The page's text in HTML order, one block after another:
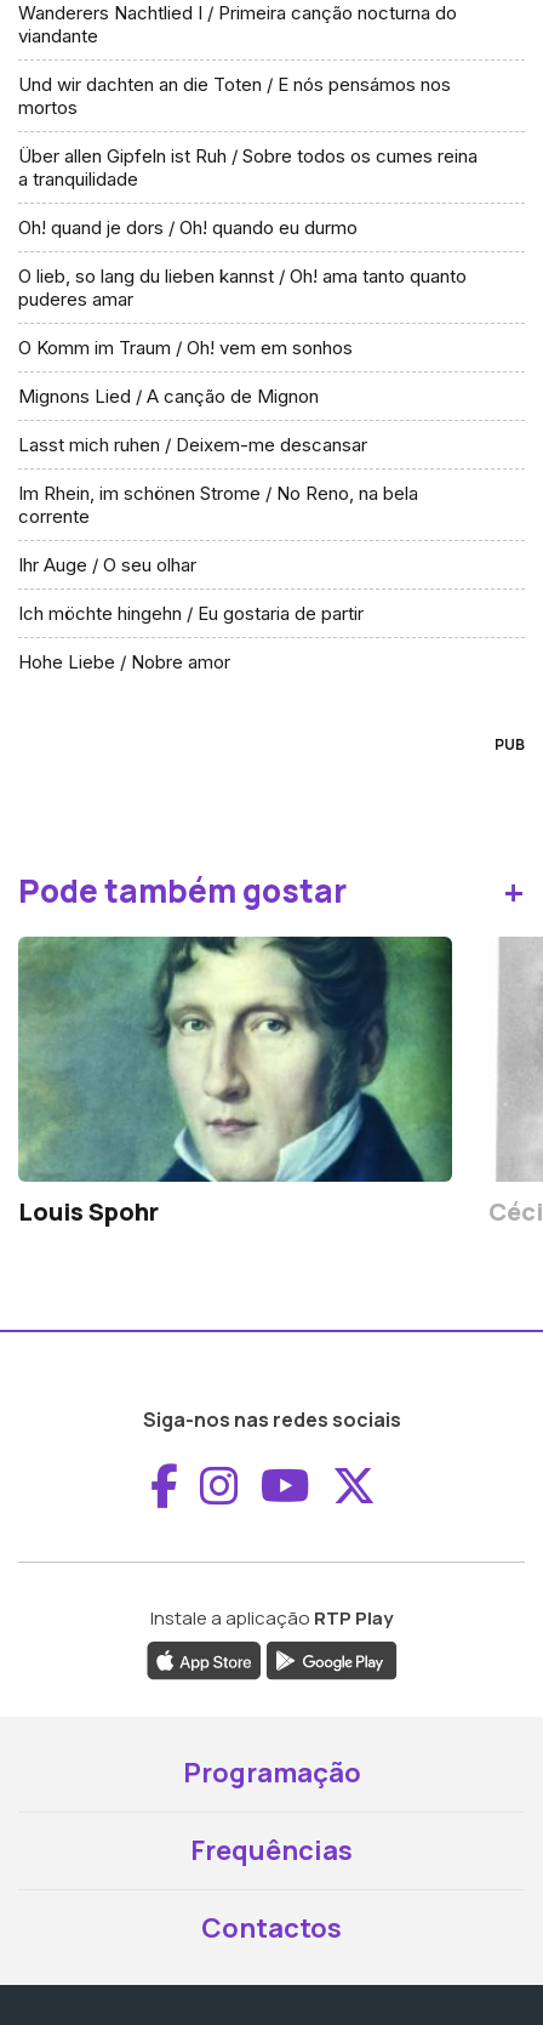
Wanderers Nachtlied I / Primeira canção nocturna do
viandante
Und wir dachten an die Toten / E nós pensámos nos
mortos
Über allen Gipfeln ist Ruh / Sobre todos os cumes reina
a tranquilidade
Oh! quand je dors / Oh! quando eu durmo
O lieb, so lang du lieben kannst / Oh! ama tanto quanto
puderes amar
O Komm im Traum / Oh! vem em sonhos
Mignons Lied / A canção de Mignon
Lasst mich ruhen / Deixem-me descansar
Im Rhein, im schönen Strome / No Reno, na bela
corrente
Ihr Auge / O seu olhar
Ich möchte hingehn / Eu gostaria de partir
Hohe Liebe / Nobre amor
PUB
Pode também gostar +
Louis Spohr
Siga-nos nas redes sociais
Aceder ao
Aceder ao
Aceder ao
Instale a aplicação RTP Play
Programação
Frequências
Contactos